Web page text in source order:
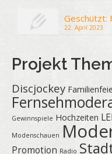
Geschützt:
22. April 2023
Projekt
Discjockey
Gewinnspiele Hochzeiten
Modenschauen
Promotion Radio